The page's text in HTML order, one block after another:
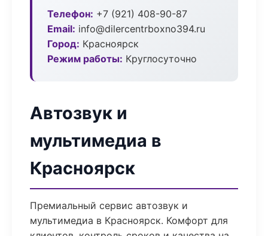
Телефон: +7 (921) 408-90-87
Email: info@dilercentrboxno394.ru
Город: Красноярск
Режим работы: Круглосуточно
Автозвук и
мультимедиа в
Красноярск
Премиальный сервис автозвук и
мультимедиа в Красноярск. Комфорт для